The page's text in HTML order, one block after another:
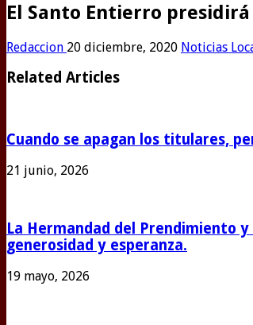
El Santo Entierro
Redaccion 20 diciembre, 2020 Noticias
Related Articles
Cuando se apagan los titulares,
21 junio, 2026
La Hermandad del Prendimiento
generosidad y esperanza.
19 mayo, 2026